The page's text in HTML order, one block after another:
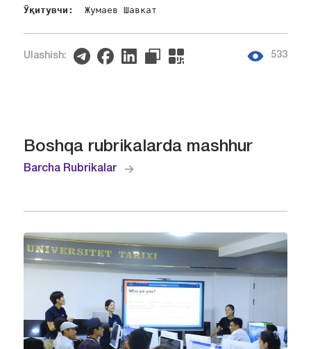
Ўқитувчи: Жумаев Шавкат
Ulashish: 533
Boshqa rubrikalarda mashhur
Barcha Rubrikalar